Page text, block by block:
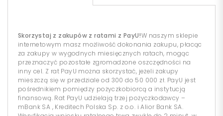
Skorzystaj z zakupów z ratami z PayU!W naszym sklepie
internetowym masz możliwość dokonania zakupu, płacąc
za zakupy w wygodnych miesięcznych ratach, mogąc
przeznaczyć pozostałe zgromadzone oszczędności na
inny cel. Z rat PayU można skorzystać, jeżeli zakupy
mieszczą się w przedziale od 300 do 50 000 zł. PayU jest
pośrednikiem pomiędzy pożyczkobiorcą a instytucją
finansową. Rat PayU udzielają trzej pożyczkodawcy –
mBank SA , Kreditech Polska Sp. z o.o. i Alior Bank SA.